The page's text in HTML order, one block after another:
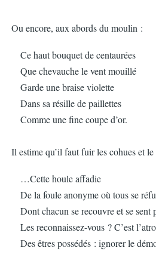
Ou encore, aux abords du moulin :
Ce haut bouquet de centaurées
Que chevauche le vent mouillé
Garde une braise violette
Dans sa résille de paillettes
Comme une fine coupe d’or.
Il estime qu’il faut fuir les cohues et
…Cette houle affadie
De la foule anonyme où tous se
Dont chacun se recouvre et se sent
Les reconnaissez-vous ? C’est
Des êtres possédés : ignorer le